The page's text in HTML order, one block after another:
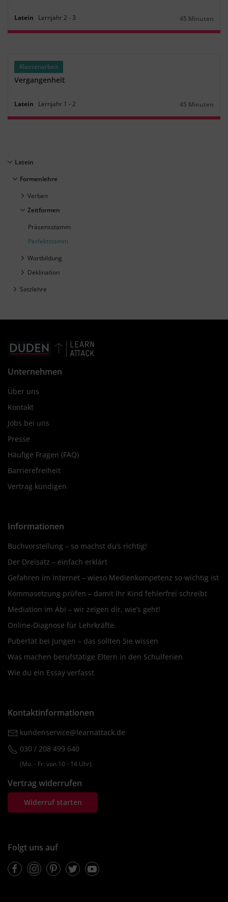
Latein Lernjahr2 ‐ 3
Dauer:
45 Minuten
Klassenarbeit
Vergangenheit
Latein Lernjahr 1 ‐2
Dauer:
45 Minuten
Latein
Formenlehre
Verben
Zeitformen
Präsensstamm
Perfektstamm
Wortbildung
Deklination
Satzlehre
Unternehmen
Über uns
Kontakt
Jobs bei uns
Presse
Häufige Fragen (FAQ)
Barrierefreiheit
Vertrag kündigen
Informationen
Buchvorstellung – so machst du’s richtig!
Der Dreisatz – einfach erklärt
Gefahren im Internet – wieso Medienkompetenz so wichtig ist
Kommasetzung prüfen – damit Ihr Kind fehlerfrei schreibt
Mediation im Abi – wir zeigen dir, wie’s geht!
Online-Diagnose für Lehrkräfte
Pubertät bei Jungen – das sollten Sie wissen
Was machen berufstätige Eltern in den Schulferien
Wie du ein Essay verfasst
Kontaktinformationen
kundenservice@learnattack.de
030 / 208 499 640
(Mo. ‐ Fr. von 10 ‐ 14 Uhr)
Vertrag widerrufen
Widerruf starten
Folgt uns auf
FacebookInstagramPinterestTwitterYoutube